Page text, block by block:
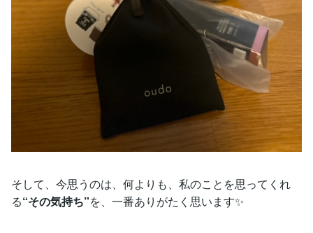
そして、今思うのは、何よりも、私のことを思ってくれ
る“その気持ち”を、一番ありがたく思います✨